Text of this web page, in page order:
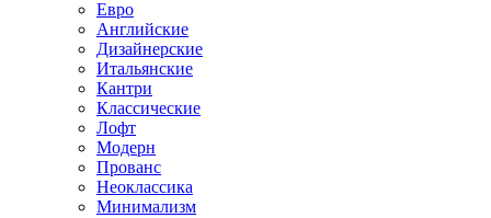
Евро
Английские
Дизайнерские
Итальянские
Кантри
Классические
Лофт
Модерн
Прованс
Неоклассика
Минимализм